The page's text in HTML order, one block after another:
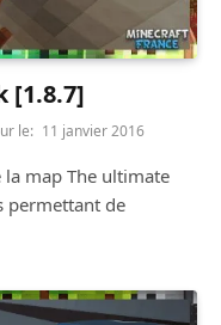
[1.8.7]
le: 11 janvier 2016
la map The ultimate
permettant de